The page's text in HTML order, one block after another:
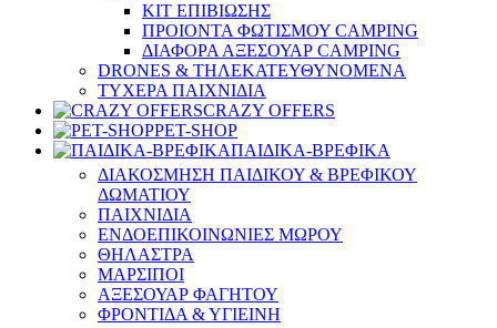
ΚΙΤ ΕΠΙΒΙΩΣΗΣ
ΠΡΟΙΟΝΤΑ ΦΩΤΙΣΜΟΥ CAMPING
ΔΙΑΦΟΡΑ ΑΞΕΣΟΥΑΡ CAMPING
DRONES & ΤΗΛΕΚΑΤΕΥΘΥΝΟΜΕΝΑ
ΤΥΧΕΡΑ ΠΑΙΧΝΙΔΙΑ
CRAZY OFFERS
PET-SHOP
ΠΑΙΔΙΚΑ-ΒΡΕΦΙΚΑ
ΔΙΑΚΟΣΜΗΣΗ ΠΑΙΔΙΚΟΥ & ΒΡΕΦΙΚΟΥ
ΔΩΜΑΤΙΟΥ
ΠΑΙΧΝΙΔΙΑ
ΕΝΔΟΕΠΙΚΟΙΝΩΝΙΕΣ ΜΩΡΟΥ
ΘΗΛΑΣΤΡΑ
ΜΑΡΣΙΠΟΙ
ΑΞΕΣΟΥΑΡ ΦΑΓΗΤΟΥ
ΦΡΟΝΤΙΔΑ & ΥΓΙΕΙΝΗ